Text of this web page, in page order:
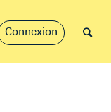
Connexion